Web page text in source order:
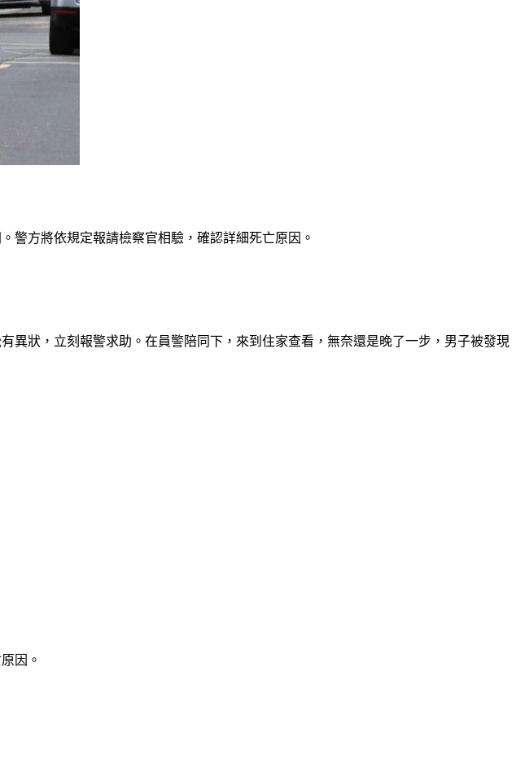
警方將依規定報請檢察官相驗，確認詳細死亡原因。
異狀，立刻報警求助。在員警陪同下，來到住家查看，無奈還是晚了一步，男子被發現
因。